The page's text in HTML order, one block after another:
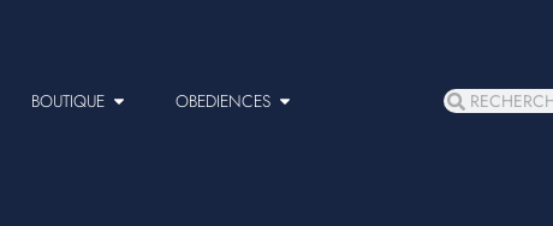
BOUTIQUE OBEDIENCES